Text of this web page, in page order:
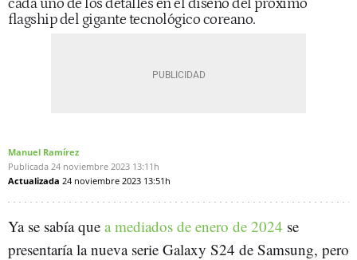
cada uno de los detalles en el diseño del próximo
flagship del gigante tecnológico coreano.
Manuel Ramírez
Publicada 24 noviembre 2023 13:11h
Actualizada 24 noviembre 2023 13:51h
Ya se sabía que a mediados de enero de 2024 se
presentaría la nueva serie Galaxy S24 de Samsung, pero